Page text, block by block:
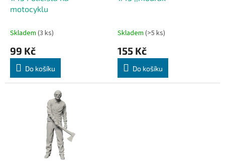
motocyklu
Skladem (3 ks)
99 Kč
Do košíku
Skladem (>5 ks)
155 Kč
Do košíku